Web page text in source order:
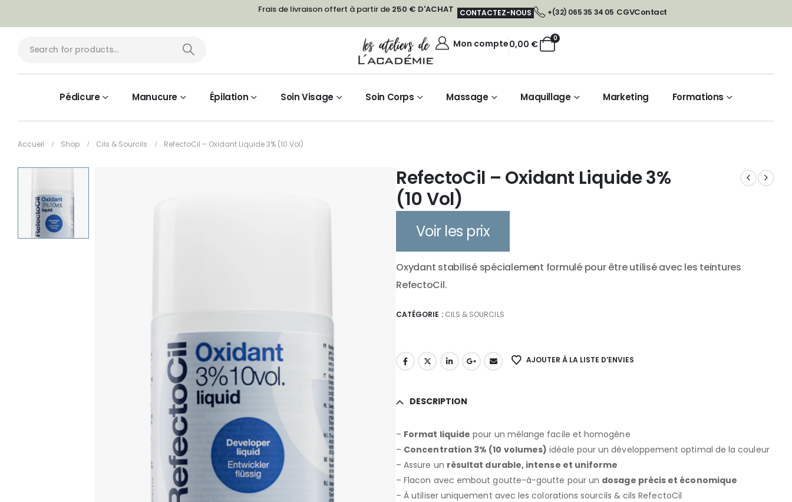
Frais de livraison offert à partir de 250 € D'ACHAT CONTACTEZ-NOUS +(32) 065 35 34 05 CGVContact
Mon compte 0
0,00 €
Pédicure Manucure Épilation Soin Visage Soin Corps Massage Maquillage Marketing Formations
Accueil Shop Cils & Sourcils RefectoCil – Oxidant Liquide 3% (10 Vol)
RefectoCil – Oxidant Liquide 3%
(10 Vol)
Voir les prix
Oxydant stabilisé spécialement formulé pour être utilisé avec les teintures
RefectoCil.
CATÉGORIE : CILS & SOURCILS
AJOUTER À LA LISTE D’ENVIES
DESCRIPTION
– Format liquide pour un mélange facile et homogène
– Concentration 3% (10 volumes) idéale pour un développement optimal de la couleur
– Assure un résultat durable, intense et uniforme
– Flacon avec embout goutte-à-goutte pour un dosage précis et économique
– À utiliser uniquement avec les colorations sourcils & cils RefectoCil